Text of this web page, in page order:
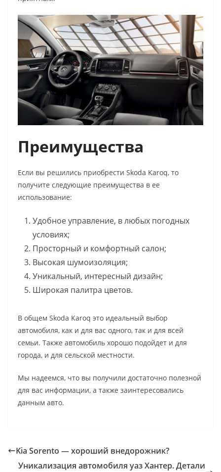
Преимущества
Если вы решились приобрести Skoda Karoq, то
получите следующие преимущества в ее
использование:
Удобное управление, в любых погодных
условиях;
Просторный и комфортный салон;
Высокая шумоизоляция;
Уникальный, интересный дизайн;
Широкая палитра цветов.
В общем Skoda Karoq это идеальный выбор
автомобиля, как и для вас одного, так и для всей
семьи. Также автомобиль хорошо подойдет и для
города, и для сельской местности.
Мы надеемся, что вы получили достаточно полезной
для вас информации, а также заинтересовались
данным авто.
Kia Sorento — хороший внедорожник?
Уникализация автомобиля уаз Хантер. Детали